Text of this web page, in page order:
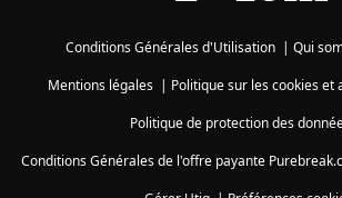
Conditions Générales d'Utilisation Qui
Mentions légales| Politique sur les cookies et
Politique de protection des
Conditions Générales de l'offre payante